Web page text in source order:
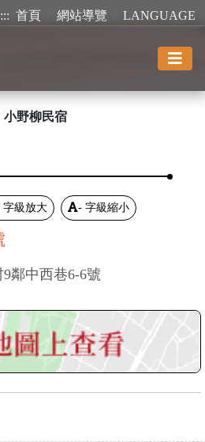
::: 首頁 網站導覽 LANGUAGE
小野柳民宿
字級放大 - 字級縮小
鄰中西巷6-6號